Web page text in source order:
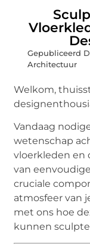
Gepubliceerd
Architectuur
Welkom,
Vandaag
wetenschap
vloerkleden en
van
cruciale
atmosfeer van
met ons hoe
kunnen